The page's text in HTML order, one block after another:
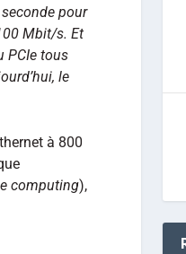
pour
Mbit/s. Et
PCIe tous
le
à 800
computing),